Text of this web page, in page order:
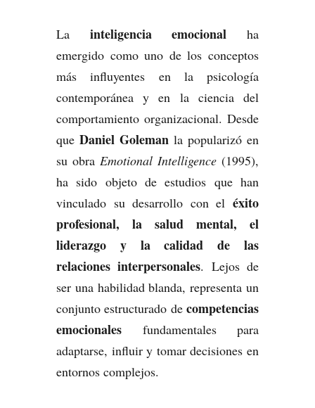
La inteligencia emocional ha
emergido como uno de los conceptos
más influyentes en la psicología
contemporánea y en la ciencia del
comportamiento organizacional. Desde
que Daniel Goleman la popularizó en
su obra Emotional Intelligence (1995),
ha sido objeto de estudios que han
vinculado su desarrollo con el éxito
profesional, la salud mental, el
liderazgo y la calidad de las
relaciones interpersonales. Lejos de
ser una habilidad blanda, representa un
conjunto estructurado de competencias
emocionales fundamentales para
adaptarse, influir y tomar decisiones en
entornos complejos.